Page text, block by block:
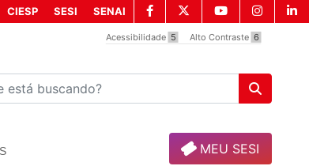
Acessibilidade 5 Alto Contraste 6
CIESP SESI SENAI
MEU SESI